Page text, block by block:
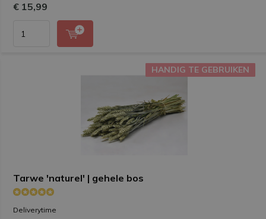
€ 15,99
Tarwe 'naturel' | gehele bos
Deliverytime
HANDIG TE GEBRUIKEN
HANDIG TE GEBRUIKEN